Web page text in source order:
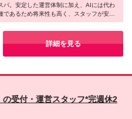
店/西麻布 *PANTHEON赤坂店/赤
代官山店/鉢山町 <新宿区>
央区> *銀座店/銀座
/銀座 <世田谷区> *三宿
パ。安定した運営体制に加え、AIには代わ
であるため将来性も高く、スタッフが安心
感じました。エステと違い回数券制度を取
様への提案負担が少ないのも特徴。美容に
安心を手に入れながら自分らしく働きたい
募いただきたい企業様です。
詳細を見る
の受付・運営スタッフ*完週休2